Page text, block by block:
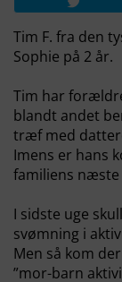
Tim F. fra den
Sophie på 2 år.
Tim har
blandt andet
træf med
Imens er hans
familiens næste
I sidste uge
svømning i
Men så kom
”mor-barn